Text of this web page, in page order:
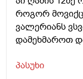
როგორ
ვალერიანს
დამეხმაროთ
პასუხი